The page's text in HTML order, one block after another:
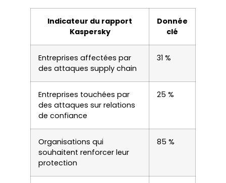
Indicateur du rapport
Kaspersky
Donnée
clé
Entreprises affectées par
des attaques supply chain
31 %
Entreprises touchées par
des attaques sur relations
de confiance
25 %
Organisations qui
souhaitent renforcer leur
protection
85 %